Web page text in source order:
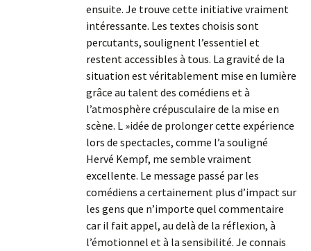
ensuite. Je trouve cette initiative vraiment
intéressante. Les textes choisis sont
percutants, soulignent l’essentiel et
restent accessibles à tous. La gravité de la
situation est véritablement mise en lumière
grâce au talent des comédiens et à
l’atmosphère crépusculaire de la mise en
scène. L »idée de prolonger cette expérience
lors de spectacles, comme l’a souligné
Hervé Kempf, me semble vraiment
excellente. Le message passé par les
comédiens a certainement plus d’impact sur
les gens que n’importe quel commentaire
car il fait appel, au delà de la réflexion, à
l’émotionnel et à la sensibilité. Je connais